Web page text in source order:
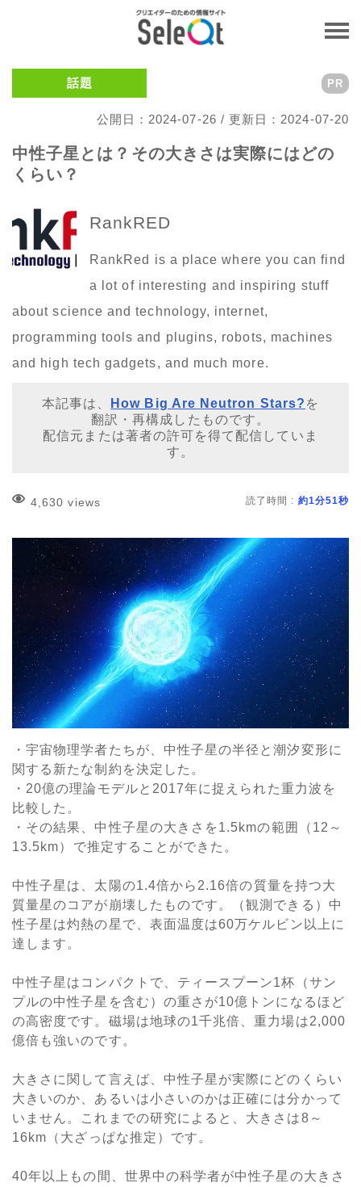
話題
公開日：2024-07-26 / 更新日：2024-07-20
PR
中性子星とは？その大きさは実際にはどの
くらい？
RankRED
RankRed is a place where you can find
a lot of interesting and inspiring stuff
about science and technology, internet,
programming tools and plugins, robots, machines
and high tech gadgets, and much more.
本記事は、 How Big Are Neutron Stars? を
翻訳・再構成したものです。
配信元または著者の許可を得て配信していま
す。
4,630 views 読了時間 : 約1分51秒
・宇宙物理学者たちが、中性子星の半径と潮汐変形に
関する新たな制約を決定した。
・20億の理論モデルと2017年に捉えられた重力波を
比較した。
・その結果、中性子星の大きさを1.5kmの範囲（12～
13.5km）で推定することができた。
中性子星は、太陽の1.4倍から2.16倍の質量を持つ大
質量星のコアが崩壊したものです。（観測できる）中
性子星は灼熱の星で、表面温度は60万ケルビン以上に
達します。
中性子星はコンパクトで、ティースプーン1杯（サン
プルの中性子星を含む）の重さが10億トンになるほど
の高密度です。磁場は地球の1千兆倍、重力場は2,000
億倍も強いのです。
大きさに関して言えば、中性子星が実際にどのくらい
大きいのか、あるいは小さいのかは正確には分かって
いません。これまでの研究によると、大きさは8～
16km（大ざっぱな推定）です。
40年以上もの間、世界中の科学者が中性子星の大きさ